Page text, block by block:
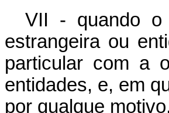
VII - quando o
estrangeira ou
particular com a
entidades, e, em
por qualque